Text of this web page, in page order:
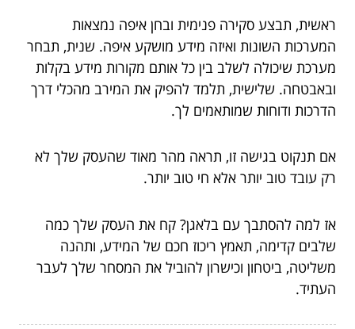
ראשית, תבצע סקירה פנימית ובחן איפה נמצאות
המערכות השונות ואיזה מידע מושקע איפה. שנית, תבחר
מערכת שיכולה לשלב בין כל אותם מקורות מידע בקלות
ובאבטחה. שלישית, תלמד להפיק את המירב מהכלי דרך
הדרכות ודוחות שמותאמים לך.
אם תנקוט בגישה זו, תראה מהר מאוד שהעסק שלך לא
רק עובד טוב יותר אלא חי טוב יותר.
אז למה להסתבך עם בלאגן? קח את העסק שלך כמה
שלבים קדימה, תאמץ ריכוז חכם של המידע, ותהנה
משליטה, ביטחון וכישרון להוביל את המסחר שלך לעבר
העתיד.